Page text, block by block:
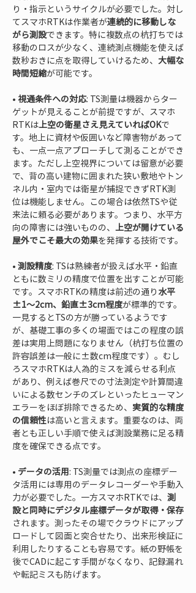
り・指示というサイクルが必要でした。対し
てスマホRTKは作業者が連続的に移動しな
がら測設できます。特に複数点の杭打ちでは
移動のロスが少なく、連続測点機能を使えば
数秒おきに点を取得していけるため、 大幅な
時間短縮
• 視通条件への対応: TS測量は機器からター
ゲットが見えることが前提ですが、スマホ
RTKは上空の衛星さえ見えていればOKで
す。地上に資材や仮囲いなど障害物があって
も、一点一点アプローチして測ることができ
ます。ただし上空視界については留意が必要
で、背の高い建物に囲まれた狭い敷地やトン
ネル内・室内では衛星が捕捉できずRTK測
位は機能しません。この場合は依然TSや従
来法に頼る必要があります。つまり、水平方
向の障害には強いものの、 上空が開けている
屋外でこそ最大の効果
• 測設精度: TSは熟練者が扱えば水平・鉛直
ともに数ミリの精度で位置を出すことが可能
です。スマホRTKの精度は前述の通り 水平
±1～2cm、鉛直±3cm程度が標準的です。
一見するとTSの方が勝っているようです
が、基礎工事の多くの場面ではこの程度の誤
差は実用上問題になりません（杭打ち位置の
許容誤差は一般に±数cm程度です）。むし
ろスマホRTKは人為的ミスを減らせる利点
があり、例えば巻尺での寸法測定や計算間違
いによる数センチのズレといったヒューマン
エラーをほぼ排除できるため、 実質的な精度
の信頼性は高いと言えます。重要なのは、両
者とも正しい手順で使えば測設業務に足る精
• データの活用: TS測量では測点の座標デー
タ活用には専用のデータレコーダーや手動入
力が必要でした。一方スマホRTKでは、 測
設と同時にデジタル座標データが取得・保存
されます。測ったその場でクラウドにアップ
ロードして図面と突合せたり、出来形検証に
利用したりすることも容易です。紙の野帳を
後でCADに起こす手間がなくなり、記録漏れ